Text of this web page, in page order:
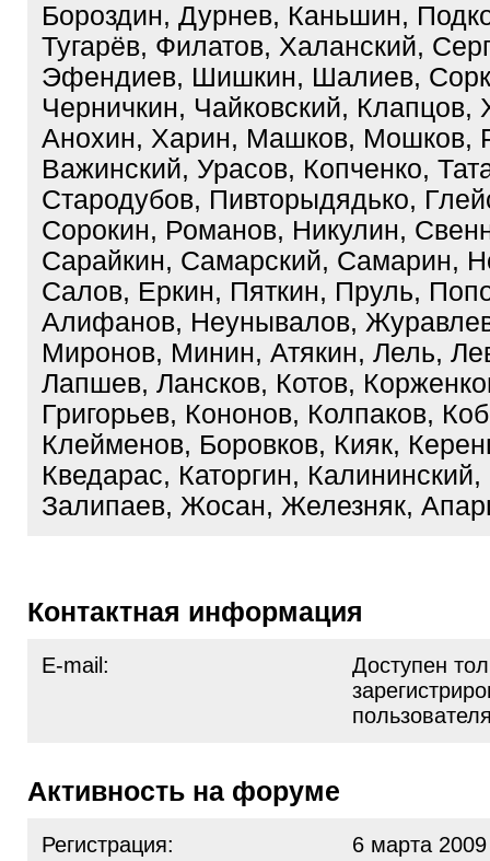
Бороздин, Дурнев, Каньшин,
Тугарёв, Филатов, Халанский,
Эфендиев, Шишкин, Шалиев,
Черничкин, Чайковский, Клапцов,
Анохин, Харин, Машков, Мошков,
Важинский, Урасов, Копченко,
Стародубов, Пивторыдядько,
Сорокин, Романов, Никулин,
Сарайкин, Самарский, Самарин,
Салов, Еркин, Пяткин, Пруль,
Алифанов, Неунывалов,
Миронов, Минин, Атякин, Лель,
Лапшев, Лансков, Котов,
Григорьев, Кононов, Колпаков,
Клейменов, Боровков, Кияк,
Кведарас, Каторгин,
Залипаев, Жосан, Железняк,
Контактная информация
E-mail:
Доступен
Активность на форуме
Регистрация: 6 марта